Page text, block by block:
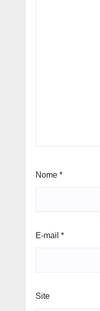
Nome *
E-mail *
Site